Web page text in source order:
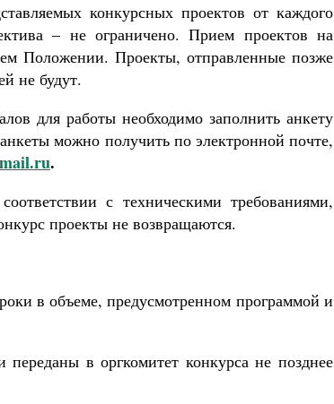
конкурсных проектов от каждого
– не ограничено. Прием проектов на
Положении. Проекты, отправленные позже
не будут.
для работы необходимо заполнить анкету
можно получить по электронной почте,
mail.ru.
с техническими требованиями,
проекты не возвращаются.
в объеме, предусмотренном программой и
в оргкомитет конкурса не позднее